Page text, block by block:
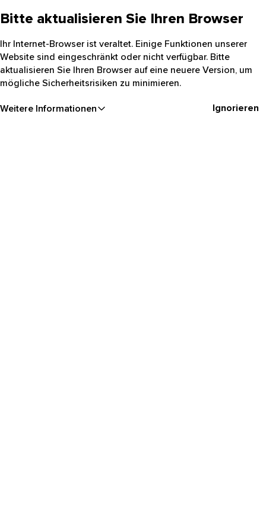
Bitte aktualisieren Sie Ihren Browser
Ihr Internet-Browser ist veraltet. Einige Funktionen unserer
Website sind eingeschränkt oder nicht verfügbar. Bitte
aktualisieren Sie Ihren Browser auf eine neuere Version, um
mögliche Sicherheitsrisiken zu minimieren.
Weitere Informationen Ignorieren